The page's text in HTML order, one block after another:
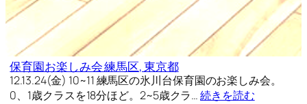
保育園お楽しみ会 練馬区, 東京都
12.13.24(金) 10~11 練馬区の氷川台保育園のお楽しみ会。
0、1歳クラスを18分ほど。2~5歳クラ…続きを読む